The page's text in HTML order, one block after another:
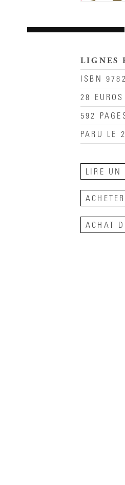
LIGNES
ISBN
28 EUROS
592
PARU LE
LIRE UN
ACHAT